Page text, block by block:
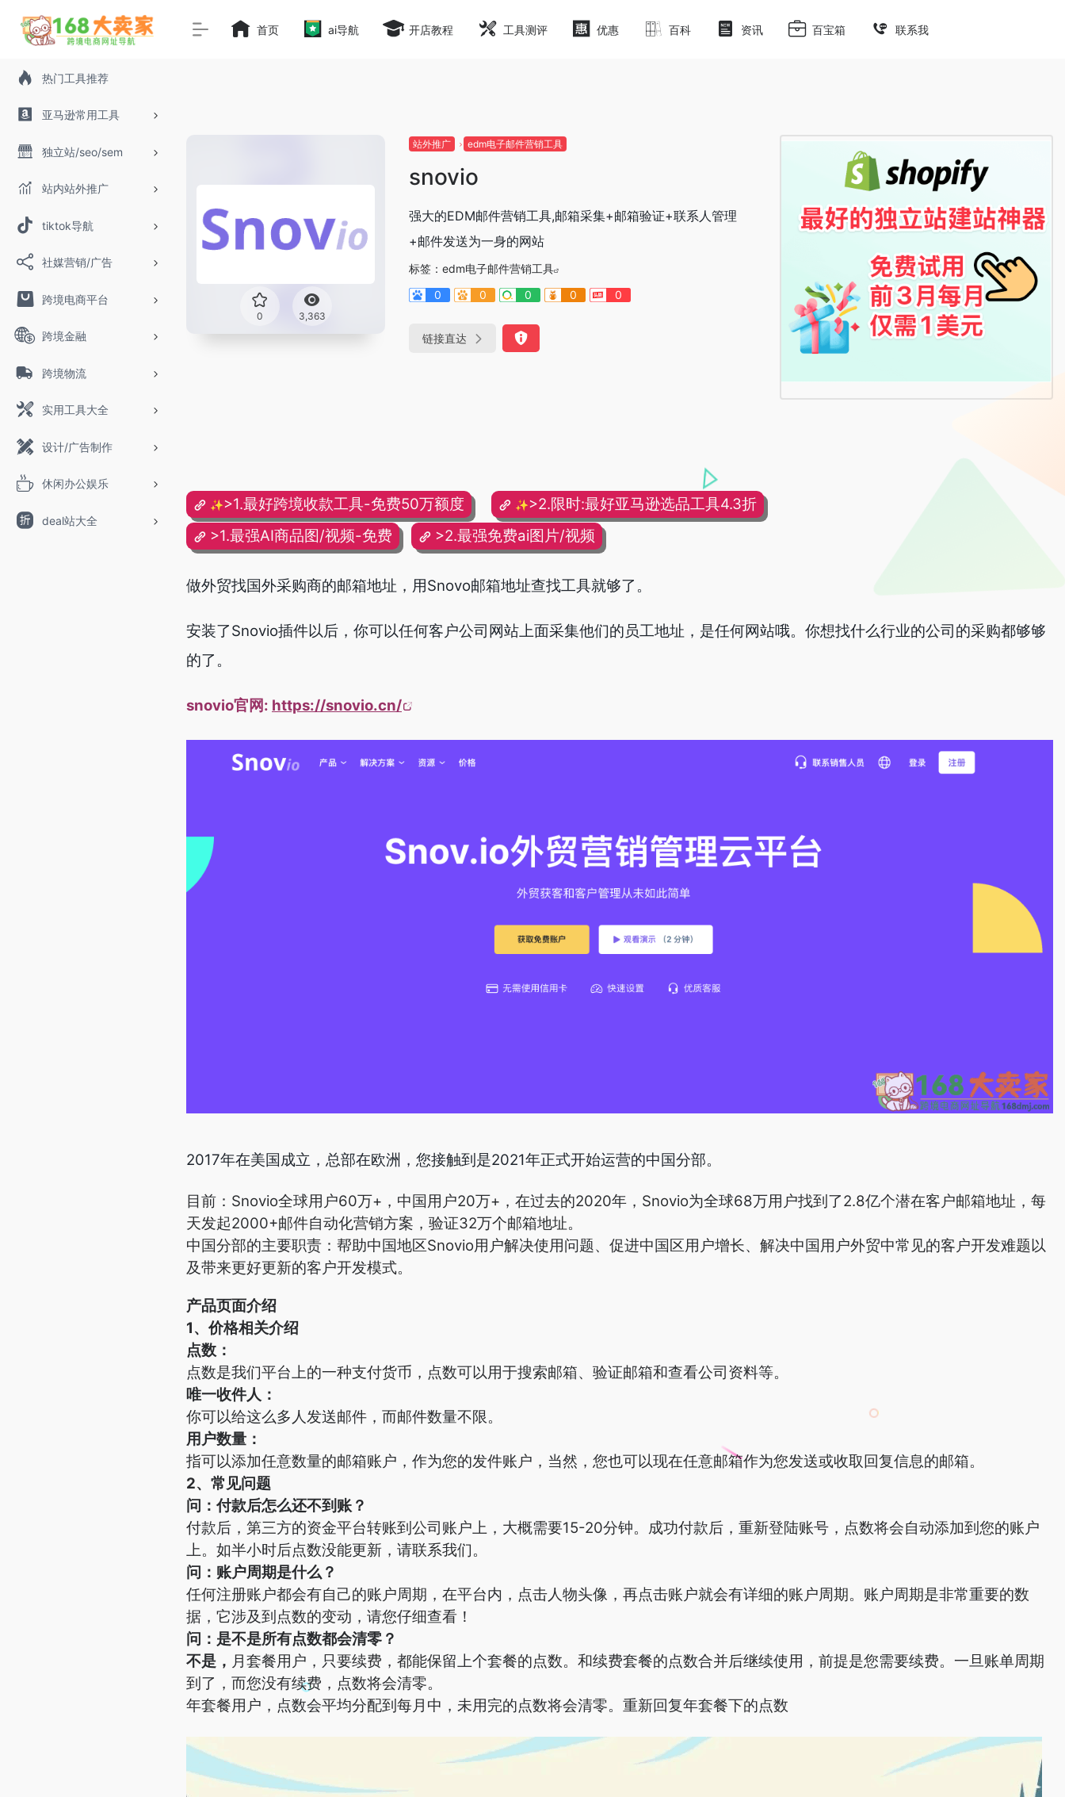
热门工具推荐
亚马逊常用工具
独立站/seo/sem
站内站外推广
tiktok导航
社媒营销/广告
跨境电商平台
跨境金融
跨境物流
实用工具大全
设计/广告制作
休闲办公娱乐
deal站大全
首页 ai导航 开店教程 工具测评 优惠 百科 资讯 百宝箱 联系我
0 3,363
站外推广 edm电子邮件营销工具
snovio
强大的EDM邮件营销工具,邮箱采集+邮箱验证+联系人管理
+邮件发送为一身的网站
标签： edm电子邮件营销工具
0
0 0 0 0
链接直达
✨>1.最好跨境收款工具-免费50万额度 ✨>2.限时:最好亚马逊选品工具4.3折
>1.最强AI商品图/视频-免费
>2.最强免费ai图片/视频
做外贸找国外采购商的邮箱地址，用Snovo邮箱地址查找工具就够了。
安装了Snovio插件以后，你可以任何客户公司网站上面采集他们的员工地址，是任何网站哦。你想找什么行业的公司的采购都够够
的了。
snovio官网: https://snovio.cn/
2017年在美国成立，总部在欧洲，您接触到是2021年正式开始运营的中国分部。
目前：Snovio全球用户60万+，中国用户20万+，在过去的2020年，Snovio为全球68万用户找到了2.8亿个潜在客户邮箱地址，每
天发起2000+邮件自动化营销方案，验证32万个邮箱地址。
中国分部的主要职责：帮助中国地区Snovio用户解决使用问题、促进中国区用户增长、解决中国用户外贸中常见的客户开发难题以
及带来更好更新的客户开发模式。
产品页面介绍
1、价格相关介绍
点数：
点数是我们平台上的一种支付货币，点数可以用于搜索邮箱、验证邮箱和查看公司资料等。
唯一收件人：
你可以给这么多人发送邮件，而邮件数量不限。
用户数量：
指可以添加任意数量的邮箱账户，作为您的发件账户，当然，您也可以现在任意邮箱作为您发送或收取回复信息的邮箱。
2、常见问题
问：付款后怎么还不到账？
付款后，第三方的资金平台转账到公司账户上，大概需要15-20分钟。成功付款后，重新登陆账号，点数将会自动添加到您的账户
上。如半小时后点数没能更新，请联系我们。
问：账户周期是什么？
任何注册账户都会有自己的账户周期，在平台内，点击人物头像，再点击账户就会有详细的账户周期。账户周期是非常重要的数
据，它涉及到点数的变动，请您仔细查看！
问：是不是所有点数都会清零？
不是， 月套餐用户，只要续费，都能保留上个套餐的点数。和续费套餐的点数合并后继续使用，前提是您需要续费。一旦账单周期
到了，而您没有续费，点数将会清零。
年套餐用户，点数会平均分配到每月中，未用完的点数将会清零。重新回复年套餐下的点数